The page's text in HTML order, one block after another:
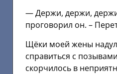
— Держи, держи,
проговорил он. –
Щёки моей жены
справиться с
скорчилось в